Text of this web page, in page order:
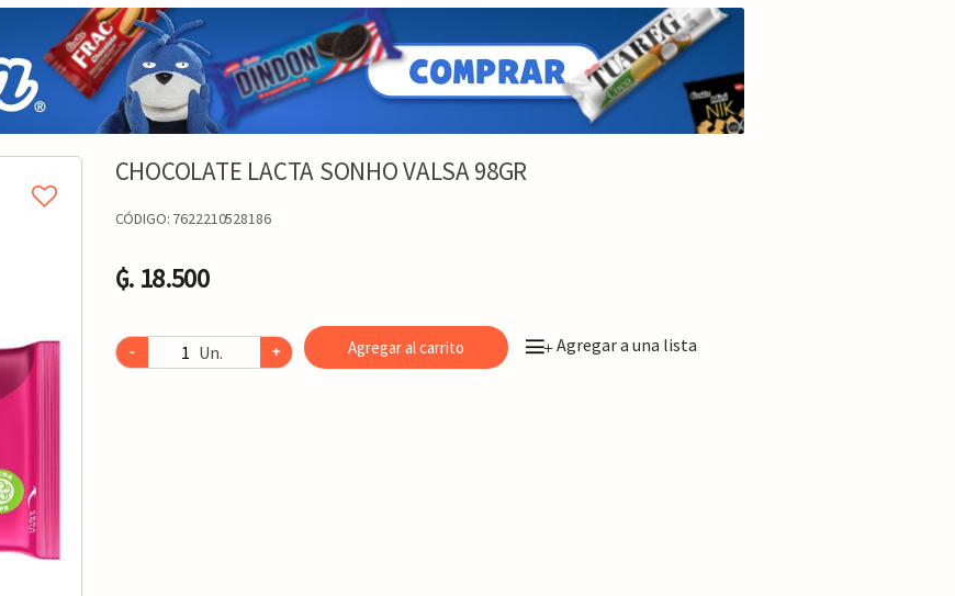
CHOCOLATE LACTA SONHO VALSA 98GR
CÓDIGO: 7622210528186
₲. 18.500
- Un. + Agregar al carrito +Agregar a una lista